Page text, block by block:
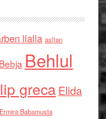
llalla asllan
Behlul
grecaElida
Ermira Babamusta